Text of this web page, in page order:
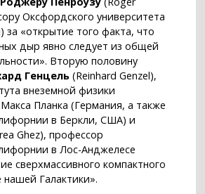
Оксфордского университета
за «открытие того факта, что
дыр явно следует из общей
Вторую половину
Генцель (Reinhard Genzel),
внеземной физики
Планка (Германия, а также
в Беркли, США) и
Ghez), профессор
в Лос-Анджелесе
сверхмассивного компактного
Галактики».